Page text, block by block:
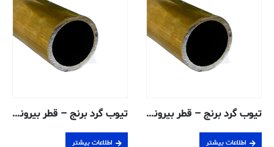
تیوب گرد برنج – قطر بیرونی ۰٫۴۷۶۲ ، دیواره ۰٫۰۷۶۲ ، قطر داخلی ۰٫۳۲۳۸ سانتی متر – H58 بدون درز
اطلاعات بیشتر
تیوب گرد برنج – قطر بیرونی ۰٫۴۷۶۳ ، دیواره ۰٫۱۲۴۵ ، قطر داخلی ۰٫۲۲۷۳ سانتی متر – H58 بدون درز
اطلاعات بیشتر